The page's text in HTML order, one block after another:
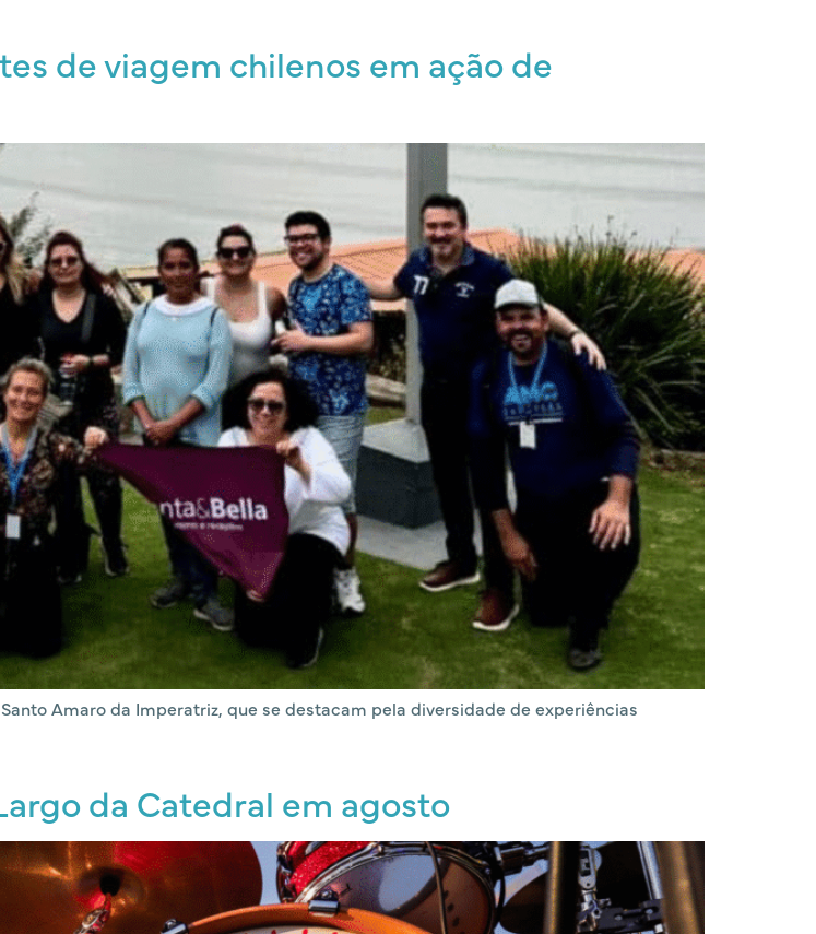
de viagem chilenos em ação de
Amaro da Imperatriz, que se destacam pela diversidade de experiências
da Catedral em agosto